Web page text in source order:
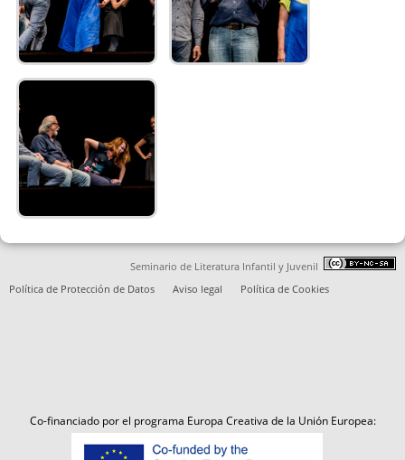
Seminario de Literatura Infantil y Juvenil
Política de Protección de Datos
Aviso legal Política de Cookies
Co-financiado por el programa Europa Creativa de la Unión Europea: